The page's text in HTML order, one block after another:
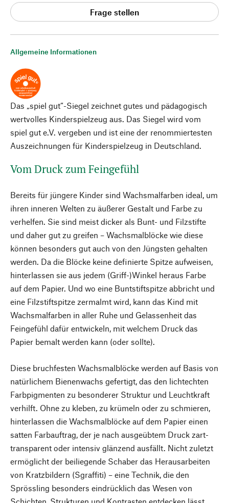
Allgemeine Informationen
Das „spiel gut“-Siegel zeichnet gutes und pädagogisch
wertvolles Kinderspielzeug aus. Das Siegel wird vom
spiel gut e.V. vergeben und ist eine der renommiertesten
Auszeichnungen für Kinderspielzeug in Deutschland.
Vom Druck zum Feingefühl
Bereits für jüngere Kinder sind Wachsmalfarben ideal, um
ihren inneren Welten zu äußerer Gestalt und Farbe zu
verhelfen. Sie sind meist dicker als Bunt- und Filzstifte
und daher gut zu greifen – Wachsmalblöcke wie diese
können besonders gut auch von den Jüngsten gehalten
werden. Da die Blöcke keine definierte Spitze aufweisen,
hinterlassen sie aus jedem (Griff-)Winkel heraus Farbe
auf dem Papier. Und wo eine Buntstiftspitze abbricht und
eine Filzstiftspitze zermalmt wird, kann das Kind mit
Wachsmalfarben in aller Ruhe und Gelassenheit das
Feingefühl dafür entwickeln, mit welchem Druck das
Papier bemalt werden kann (oder sollte).
Diese bruchfesten Wachsmalblöcke werden auf Basis von
natürlichem Bienenwachs gefertigt, das den lichtechten
Farbpigmenten zu besonderer Struktur und Leuchtkraft
verhilft. Ohne zu kleben, zu krümeln oder zu schmieren,
hinterlassen die Wachsmalblöcke auf dem Papier einen
satten Farbauftrag, der je nach ausgeübtem Druck zart-
transparent oder intensiv glänzend ausfällt. Nicht zuletzt
ermöglicht der beiliegende Schaber das Herausarbeiten
von Kratzbildern (Sgraffiti) – eine Technik, die den
Sprössling besonders eindrücklich das Wesen von
Frage stellen